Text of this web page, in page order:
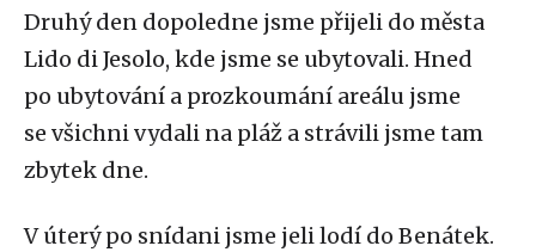
Druhý den dopoledne jsme přijeli do města
Lido di Jesolo, kde jsme se ubytovali. Hned
po ubytování a prozkoumání areálu jsme
se všichni vydali na pláž a strávili jsme tam
zbytek dne.
V úterý po snídani jsme jeli lodí do Benátek.